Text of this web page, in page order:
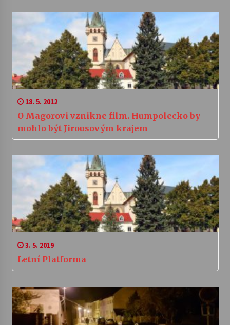
18. 5. 2012
O Magorovi vznikne film. Humpolecko by
mohlo být Jirousovým krajem
3. 5. 2019
Letní Platforma